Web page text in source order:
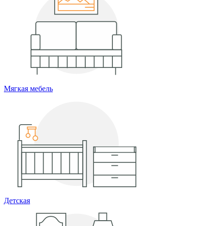
Мягкая мебель
Детская